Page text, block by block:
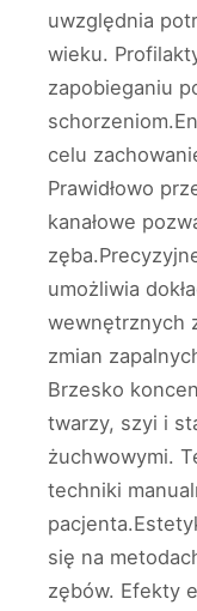
uwzględnia
wieku.
zapobieganiu
celu
Prawidłowo
kanałowe
umożliwia
wewnętrznych
zmian
Brzesko
twarzy, szyi i
żuchwowymi.
techniki
się na
zębów. Efekty